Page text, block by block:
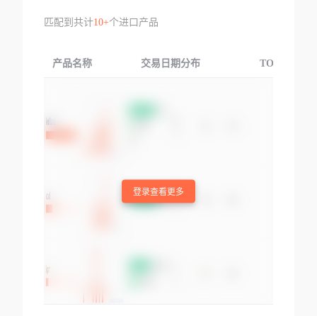
匹配到共计10+个进口产品
产品名称 交易日期分布 TOP3交易国
登录查看更多